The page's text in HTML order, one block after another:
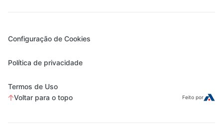
Configuração de Cookies
Política de privacidade
Termos de Uso
Voltar para o topo
Feito por